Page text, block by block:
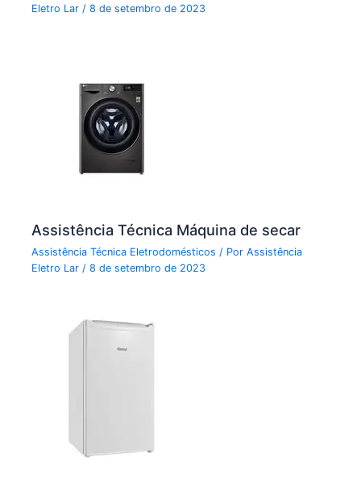
Eletro Lar/8 de setembro de 2023
Assistência Técnica Máquina de secar
Assistência Técnica Eletrodomésticos / PorAssistência
Eletro Lar /8 de setembro de 2023